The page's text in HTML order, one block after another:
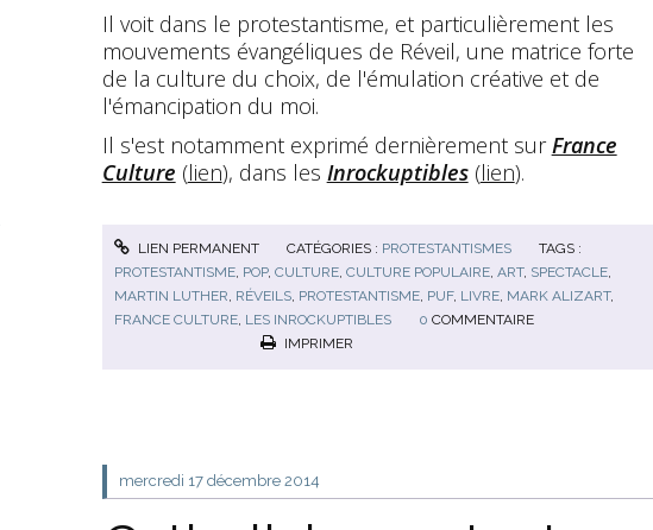
Il voit dans le protestantisme, et particulièrement les
mouvements évangéliques de Réveil, une matrice forte
de la culture du choix, de l'émulation créative et de
l'émancipation du moi.
Il s'est notamment exprimé dernièrement surFrance
Culture (lien), dans les Inrockuptibles(lien).
LIEN PERMANENT CATÉGORIES : PROTESTANTISMES
TAGS :
PROTESTANTISME, POP, CULTURE, CULTURE POPULAIRE, ART, SPECTACLE,
MARTIN LUTHER, RÉVEILS, PROTESTANTISME, PUF, LIVRE, MARK ALIZART,
FRANCE CULTURE, LES INROCKUPTIBLES 0 COMMENTAIRE
IMPRIMER
mercredi 17 décembre 2014